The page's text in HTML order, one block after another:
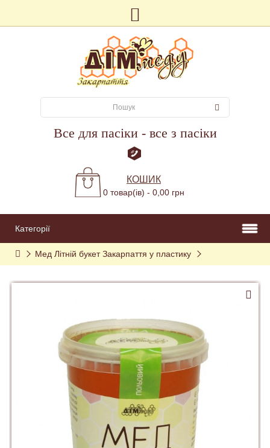
Все для пасіки - все з пасіки
КОШИК
0 товар(ів) - 0,00 грн
Категорії
Мед Літній букет Закарпаття у пластику